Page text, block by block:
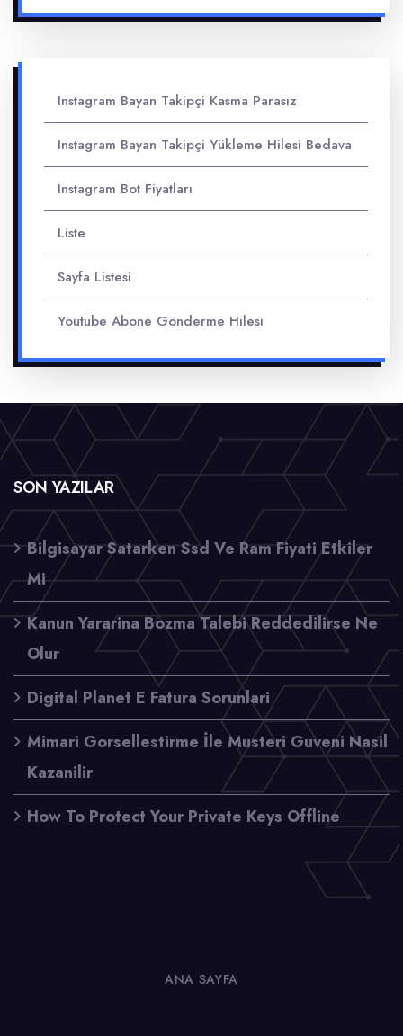
Instagram Bayan Takipçi Kasma Parasız
Instagram Bayan Takipçi Yükleme Hilesi Bedava
Instagram Bot Fiyatları
Liste
Sayfa Listesi
Youtube Abone Gönderme Hilesi
SON YAZILAR
Bilgisayar Satarken Ssd Ve Ram Fiyati Etkiler
Mi
Kanun Yararina Bozma Talebi Reddedilirse Ne
Olur
Digital Planet E Fatura Sorunlari
Mimari Gorsellestirme İle Musteri Guveni Nasil
Kazanilir
How To Protect Your Private Keys Offline
ANA SAYFA